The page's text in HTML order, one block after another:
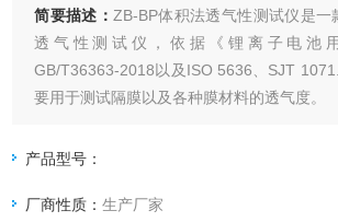
简要描述： ZB-BP体积法透气性测试仪是一
透气性测试仪，依据《锂离子电池
GB/T36363-2018以及ISO 5636、SJT
要用于测试隔膜以及各种膜材料的透气度。
产品型号：
厂商性质：生产厂家